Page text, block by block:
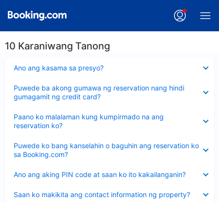
10 Karaniwang Tanong
Ano ang kasama sa presyo?
ang
Puwede ba akong gumawa ng reservation nang hindi
gumagamit ng credit card?
ang
sagot
Paano ko malalaman kung kumpirmado na ang
reservation ko?
ang
sagot
Puwede ko bang kanselahin o baguhin ang reservation ko
sa Booking.com?
ang
sagot
Ano ang aking PIN code at saan ko ito kakailanganin?
ang
Saan ko makikita ang contact information ng property?
ang